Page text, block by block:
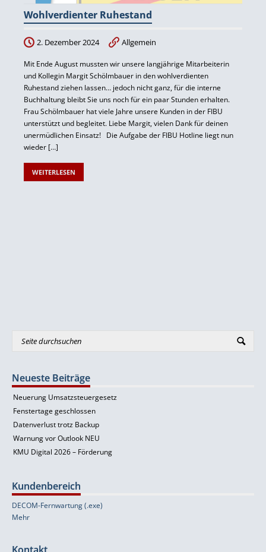
Wohlverdienter Ruhestand
2. Dezember 2024 Allgemein
Mit Ende August mussten wir unsere langjährige Mitarbeiterin
und Kollegin Margit Schölmbauer in den wohlverdienten
Ruhestand ziehen lassen… jedoch nicht ganz, für die interne
Buchhaltung bleibt Sie uns noch für ein paar Stunden erhalten.
Frau Schölmbauer hat viele Jahre unsere Kunden in der FIBU
unterstützt und begleitet. Liebe Margit, vielen Dank für deinen
unermüdlichen Einsatz! Die Aufgabe der FIBU Hotline liegt nun
wieder […]
WEITERLESEN
Neueste Beiträge
Neuerung Umsatzsteuergesetz
Fenstertage geschlossen
Datenverlust trotz Backup
Warnung vor Outlook NEU
KMU Digital 2026 – Förderung
Kundenbereich
DECOM-Fernwartung (.exe)
Mehr